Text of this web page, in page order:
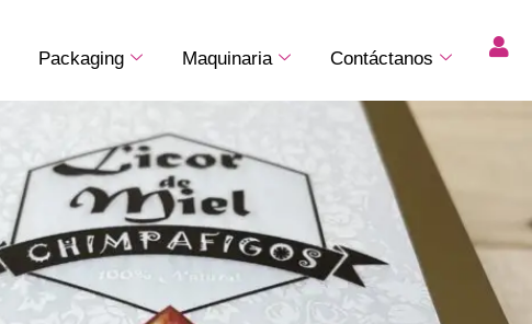
Packaging Maquinaria Contáctanos